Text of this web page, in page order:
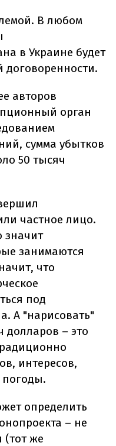
В любом
в Украине будет
договоренности.
авторов
орган
сумма убытков
50 тысяч
частное лицо.
значит
занимаются
что
под
А "нарисовать"
долларов – это
интересов,
определить
– не
(тот же